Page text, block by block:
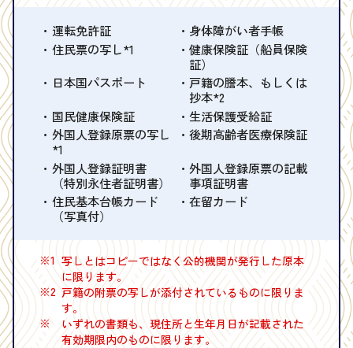
運転免許証
身体障がい者手帳
住民票の写し*1
健康保険証（船員保険
証）
日本国パスポート
戸籍の謄本、もしくは
抄本*2
国民健康保険証
生活保護受給証
外国人登録原票の写し
*1
後期高齢者医療保険証
外国人登録証明書
（特別永住者証明書）
外国人登録原票の記載
事項証明書
住民基本台帳カード
（写真付）
在留カード
※1 写しとはコピーではなく公的機関が発行した原本
に限ります。
※2 戸籍の附票の写しが添付されているものに限りま
す。
※
いずれの書類も、現住所と生年月日が記載された
有効期限内のものに限ります。